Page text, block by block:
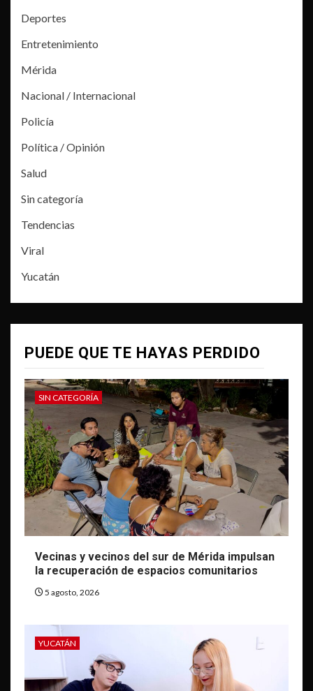
Deportes
Entretenimiento
Mérida
Nacional / Internacional
Policía
Política / Opinión
Salud
Sin categoría
Tendencias
Viral
Yucatán
PUEDE QUE TE HAYAS PERDIDO
SIN CATEGORÍA
Vecinas y vecinos del sur de Mérida impulsan
la recuperación de espacios comunitarios
5 agosto, 2026
YUCATÁN